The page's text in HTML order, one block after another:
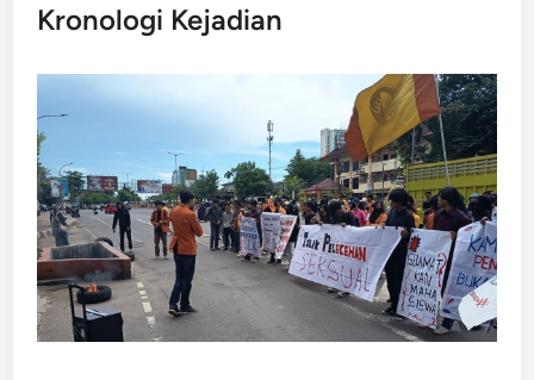
Kronologi Kejadian